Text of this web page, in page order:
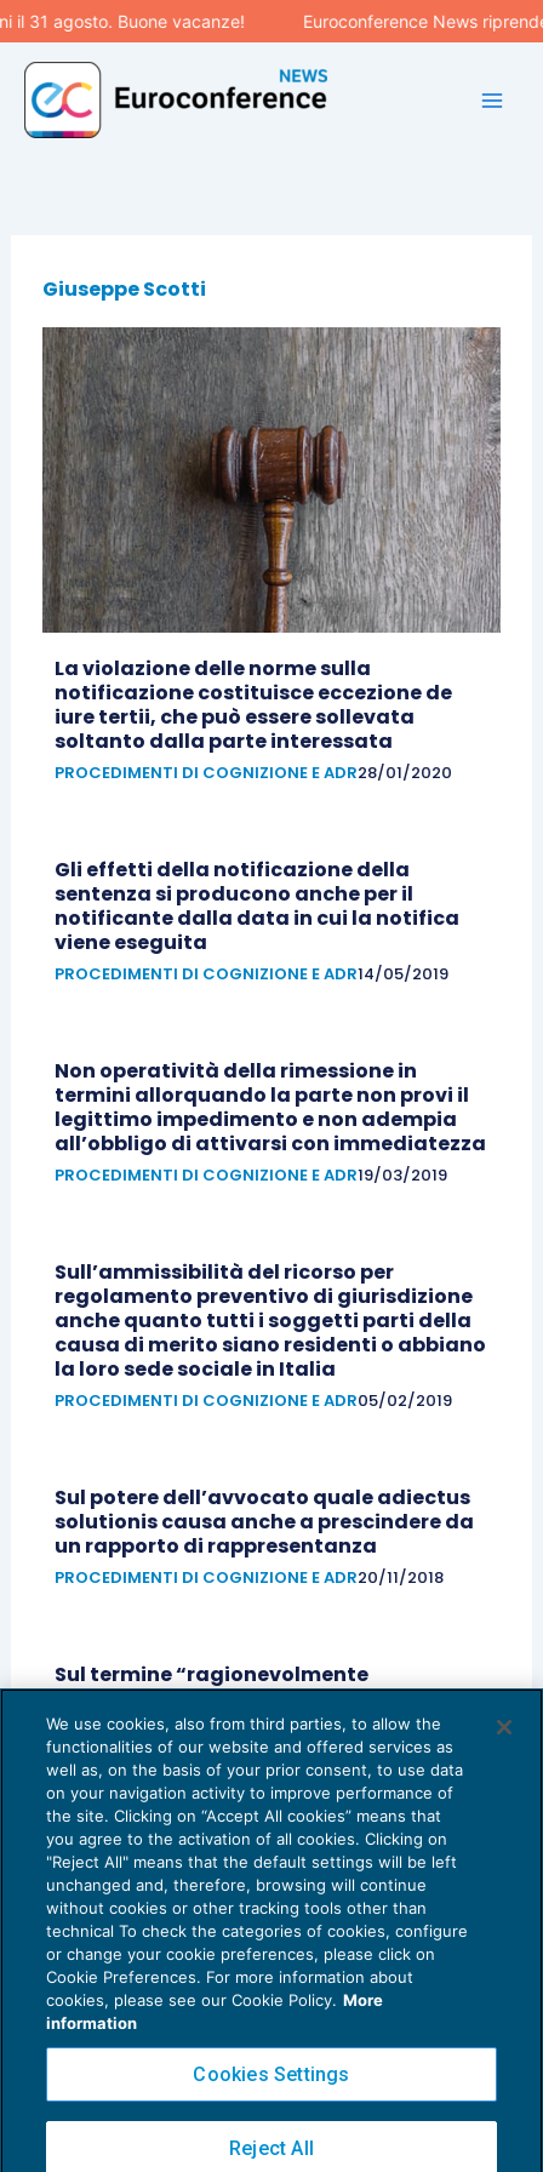
Vai
al
contenuto
31 agosto. Buone vacanze! Euroconference News
Giuseppe Scotti
La violazione delle norme sulla
notificazione costituisce eccezione de
iure tertii, che può essere sollevata
soltanto dalla parte interessata
PROCEDIMENTI DI COGNIZIONE E ADR28/01/2020
Gli effetti della notificazione della
sentenza si producono anche per il
notificante dalla data in cui la notifica
viene eseguita
PROCEDIMENTI DI COGNIZIONE E ADR14/05/2019
Non operatività della rimessione in
termini allorquando la parte non provi il
legittimo impedimento e non adempia
all’obbligo di attivarsi con immediatezza
PROCEDIMENTI DI COGNIZIONE E ADR19/03/2019
Sull’ammissibilità del ricorso per
regolamento preventivo di giurisdizione
anche quanto tutti i soggetti parti della
causa di merito siano residenti o abbiano
la loro sede sociale in Italia
PROCEDIMENTI DI COGNIZIONE E ADR05/02/2019
Sul potere dell’avvocato quale adiectus
solutionis causa anche a prescindere da
un rapporto di rappresentanza
PROCEDIMENTI DI COGNIZIONE E ADR20/11/2018
Sul termine “ragionevolmente
contenuto” entro il quale dovrebbe
essere ripresa la procedura notificatoria
IMPUGNAZIONI 25/09/2018
Privacy Policy
Cookie Policy
Copyright 2016 ©Gruppo Euroconference S.p.A.v2.32.4
Piazza Luigi Einaudi, 10N01 - 20124 Milano - info@ecnews.it
We use cookies, also from third parties, to allow the
functionalities of our website and offered services as
well as, on the basis of your prior consent, to use data
on your navigation activity to improve performance of
the site. Clicking on “Accept All cookies” means that
you agree to the activation of all cookies. Clicking on
"Reject All" means that the default settings will be left
unchanged and, therefore, browsing will continue
without cookies or other tracking tools other than
technical To check the categories of cookies, configure
or change your cookie preferences, please click on
Cookie Preferences. For more information about
cookies, please see our Cookie Policy. More
information
Cookies Settings
Reject All